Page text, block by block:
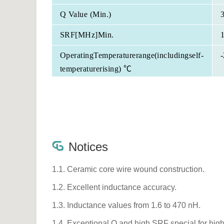
Q Value (Min.)
SRF[MHz]Min.
OperatingTemperaturerange(includingself-
temperaturerising) ℃
Notices
1.1. Ceramic core wire wound construction.
1.2. Excellent inductance accuracy.
1.3. Inductance values from 1.6 to 470 nH.